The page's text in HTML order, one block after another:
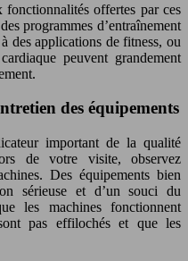
offertes par ces
programmes d’entraînement
des applications de fitness, ou
peuvent grandement
des équipements
important de la qualité
de votre visite, observez
Des équipements bien
sérieuse et d’un souci du
les machines fonctionnent
pas effilochés et que les